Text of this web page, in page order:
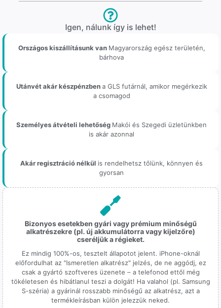
Igen, nálunk így is lehet!
Országos kiszállításunk van Magyarország egész területén,
bárhova
Utánvét akár készpénzbena GLS futárnál, amikor megérkezik
a csomagod
Személyes átvételi lehetőség Makói és Szegedi üzletünkben
is akár azonnal
Akár regisztráció nélkül is rendelhetsz tőlünk, könnyen és
gyorsan
Bizonyos esetekben gyári vagy prémium minőségű
alkatrészekre (pl. új akkumulátorra vagy kijelzőre)
cseréljük a régieket.
Ez mindig 100%-os, tesztelt állapotot jelent. iPhone-oknál
előfordulhat az "Ismeretlen alkatrész" jelzés, de ne aggódj, ez
csak a gyártó szoftveres üzenete – a telefonod ettől még
tökéletesen és hibátlanul teszi a dolgát! Ha valahol (pl. Samsung
S-széria) a gyárinál rosszabb minőségű az alkatrész, azt a
termékleírásban külön jelezzük neked.